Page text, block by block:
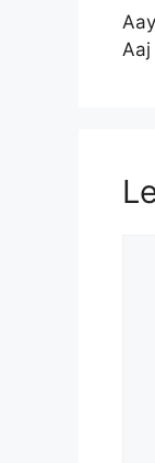
Aaj